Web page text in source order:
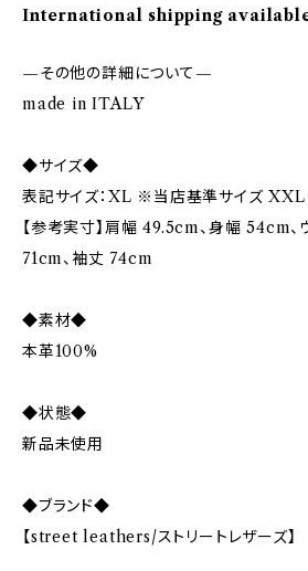
International shipping
—その他の詳細について—
made in ITALY
◆サイズ◆
表記サイズ：XL ※当店基準サイズ XXL
【参考実寸】肩幅 49.5cm、身幅 54cm、
71cm、袖丈 74cm
◆素材◆
本革100%
◆状態◆
新品未使用
◆ブランド◆
【street leathers/ストリートレザーズ】